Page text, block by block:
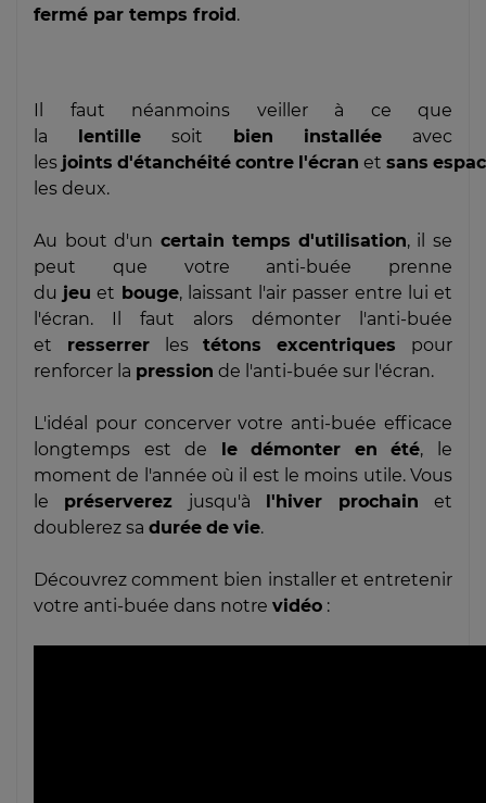
fermé par temps froid.
Il faut néanmoins veiller à ce que
la lentille soit bien installée avec
les joints d'étanchéité contre l'écran et sans
les deux.
Au bout d'uncertain temps d'utilisation, il se
peut que votre anti-buée prenne
du jeu et bouge, laissant l'air passer entre lui et
l'écran. Il faut alors démonter l'anti-buée
et resserrerlestétons excentriques pour
renforcer la pression de l'anti-buée sur l'écran.
L'idéal pour concerver votre anti-buée efficace
longtemps est de le démonter en été, le
moment de l'année où il est le moins utile. Vous
le préserverez jusqu'à l'hiver prochain et
doublerez sa durée de vie.
Découvrez comment bien installer et entretenir
votre anti-buée dans notre vidéo :